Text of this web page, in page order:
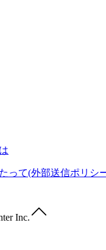
って(外部送信ポリシ
Inc.